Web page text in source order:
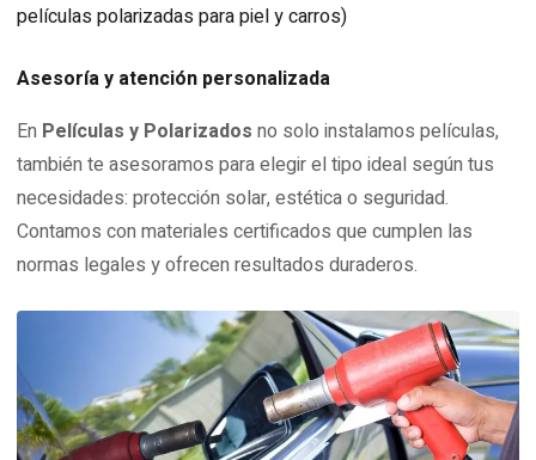
películas polarizadas para piel y carros)
Asesoría y atención personalizada
En Películas y Polarizados no solo instalamos películas,
también te asesoramos para elegir el tipo ideal según tus
necesidades: protección solar, estética o seguridad.
Contamos con materiales certificados que cumplen las
normas legales y ofrecen resultados duraderos.